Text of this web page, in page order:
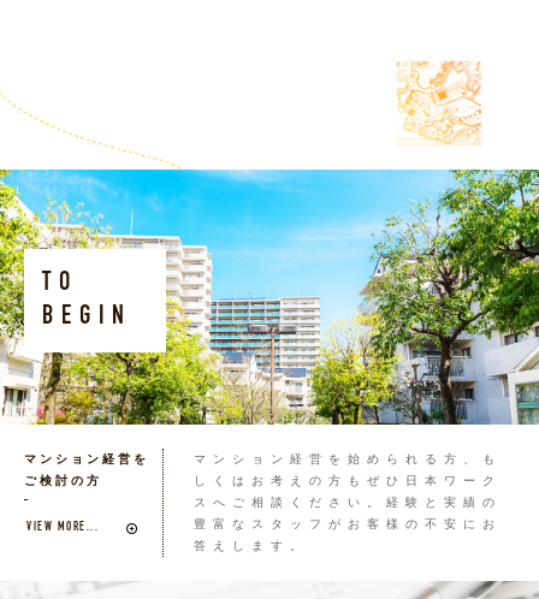
TO
BEGIN
マンション経営を
ご検討の方
VIEW MORE...
マンション経営を始められる方、も
しくはお考えの方もぜひ日本ワーク
スへご相談ください。経験と実績の
豊富なスタッフがお客様の不安にお
答えします。